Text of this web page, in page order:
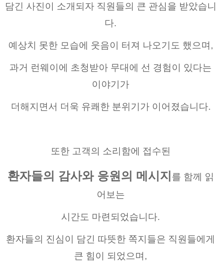
담긴 사진이 소개되자 직원들의 큰 관심을 받았습니
다.
예상치 못한 모습에 웃음이 터져 나오기도 했으며,
과거 런웨이에 초청받아 무대에 선 경험이 있다는
이야기가
더해지면서 더욱 유쾌한 분위기가 이어졌습니다.
또한 고객의 소리함에 접수된
환자들의 감사와 응원의 메시지 를 함께 읽
어보는
시간도 마련되었습니다.
환자들의 진심이 담긴 따뜻한 쪽지들은 직원들에게
큰 힘이 되었으며,